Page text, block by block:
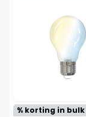
% korting in bulk